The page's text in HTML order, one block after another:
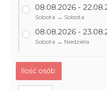
08.08.2026 -
Sobota → Sobota
08.08.2026 -
Sobota → Niedziela
Ilość osób: